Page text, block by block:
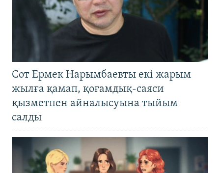
Сот Ермек Нарымбаевты екі жарым
жылға қамап, қоғамдық-саяси
қызметпен айналысуына тыйым
салды